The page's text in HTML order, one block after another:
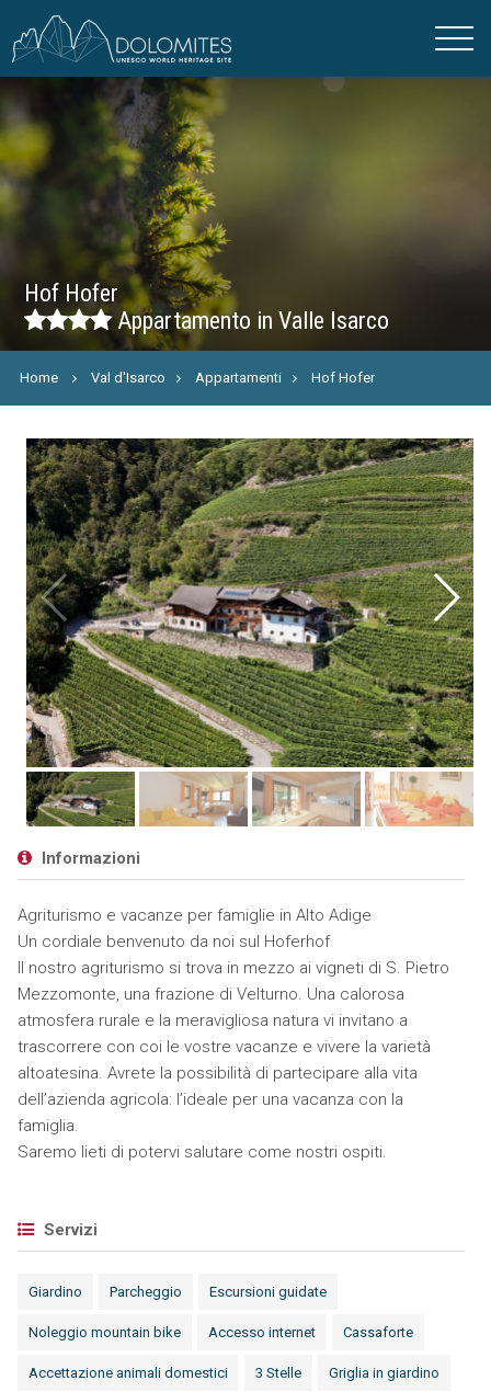
Hof Hofer
Appartamento in Valle Isarco
Home Val d'Isarco Appartamenti Hof Hofer
Informazioni
Agriturismo e vacanze per famiglie in Alto Adige
Un cordiale benvenuto da noi sul Hoferhof
Il nostro agriturismo si trova in mezzo ai vigneti di S. Pietro
Mezzomonte, una frazione di Velturno. Una calorosa
atmosfera rurale e la meravigliosa natura vi invitano a
trascorrere con coi le vostre vacanze e vivere la varietà
altoatesina. Avrete la possibilità di partecipare alla vita
dell’azienda agricola: l’ideale per una vacanza con la
famiglia.
Saremo lieti di potervi salutare come nostri ospiti.
Servizi
Giardino Parcheggio Escursioni guidate
Noleggio mountain bike Accesso internet Cassaforte
Accettazione animali domestici 3 Stelle Griglia in giardino